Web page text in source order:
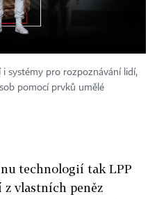
systémy pro rozpoznávání lidí,
pomocí prvků umělé
technologií tak LPP
z vlastních peněz